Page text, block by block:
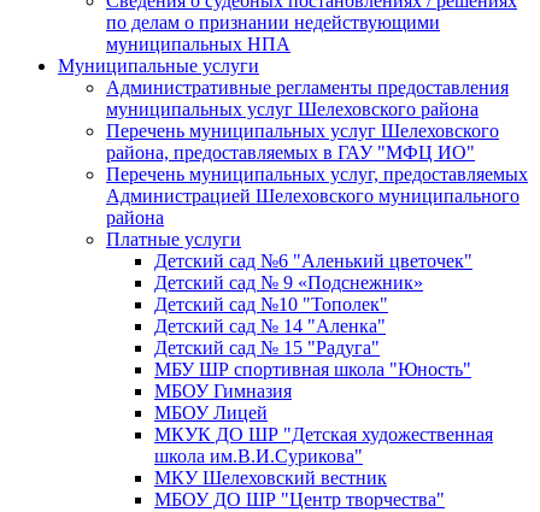
по делам о признании недействующими
муниципальных НПА
Муниципальные услуги
Административные регламенты предоставления
муниципальных услуг Шелеховского района
Перечень муниципальных услуг Шелеховского
района, предоставляемых в ГАУ "МФЦ ИО"
Перечень муниципальных услуг, предоставляемых
Администрацией Шелеховского муниципального
района
Платные услуги
Детский сад №6 "Аленький цветочек"
Детский сад № 9 «Подснежник»
Детский сад №10 "Тополек"
Детский сад № 14 "Аленка"
Детский сад № 15 "Радуга"
МБУ ШР спортивная школа "Юность"
МБОУ Гимназия
МБОУ Лицей
МКУК ДО ШР "Детская художественная
школа им.В.И.Сурикова"
МКУ Шелеховский вестник
МБОУ ДО ШР "Центр творчества"